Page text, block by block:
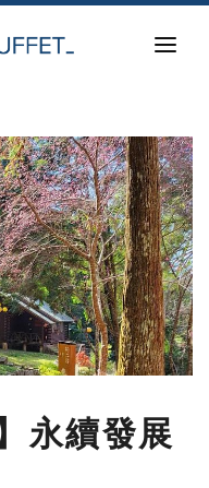
永續發展